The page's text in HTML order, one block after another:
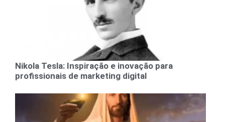
Nikola Tesla: Inspiração e inovação para
profissionais de marketing digital